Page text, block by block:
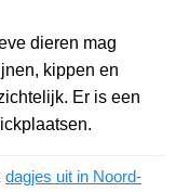
dieren mag
kippen en
Er is een
dagjes uit in Noord-